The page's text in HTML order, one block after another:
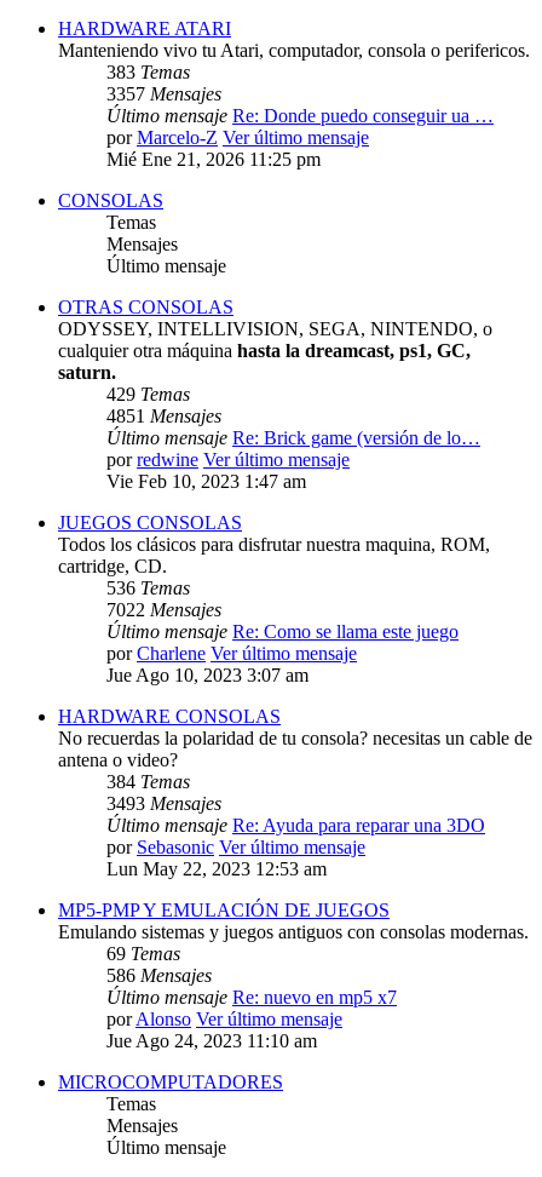
HARDWARE ATARI
Manteniendo vivo tu Atari, computador, consola o perifericos.
383 Temas
3357 Mensajes
Último mensaje Re: Donde puedo conseguir ua …
porMarcelo-Z Ver último mensaje
Mié Ene 21, 2026 11:25 pm
CONSOLAS
Temas
Mensajes
Último mensaje
OTRAS CONSOLAS
ODYSSEY, INTELLIVISION, SEGA, NINTENDO, o
cualquier otra máquina hasta la dreamcast, ps1, GC,
saturn.
429 Temas
4851 Mensajes
Último mensaje Re: Brick game (versión de lo…
porredwine Ver último mensaje
Vie Feb 10, 2023 1:47 am
JUEGOS CONSOLAS
Todos los clásicos para disfrutar nuestra maquina, ROM,
cartridge, CD.
536 Temas
7022 Mensajes
Último mensaje Re: Como se llama este juego
porCharlene Ver último mensaje
Jue Ago 10, 2023 3:07 am
HARDWARE CONSOLAS
No recuerdas la polaridad de tu consola? necesitas un cable de
antena o video?
384 Temas
3493 Mensajes
Último mensaje Re: Ayuda para reparar una 3DO
por Sebasonic Ver último mensaje
Lun May 22, 2023 12:53 am
MP5-PMP Y EMULACIÓN DE JUEGOS
Emulando sistemas y juegos antiguos con consolas modernas.
69 Temas
586 Mensajes
Último mensaje Re: nuevo en mp5 x7
porAlonso Ver último mensaje
Jue Ago 24, 2023 11:10 am
MICROCOMPUTADORES
Temas
Mensajes
Último mensaje